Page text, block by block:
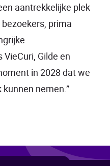
aantrekkelijke plek
prima
Gilde en
in 2028 dat we
nemen.”